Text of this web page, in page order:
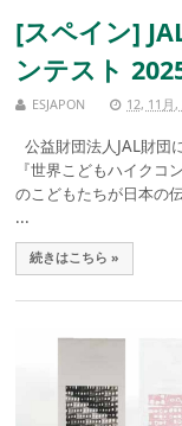
[スペイン]
ンテスト
ESJAPON 12, 11月,
公益財団法人JAL財団
『世界こどもハイク
のこどもたちが日本の
...
続きはこちら »